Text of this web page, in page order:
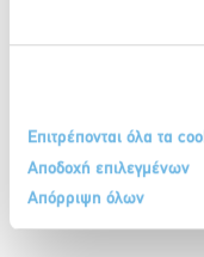
Επιτρέπονται όλα τα
Αποδοχή επιλεγμένων
Απόρριψη όλων
ΒΙΚΟΣ: Η Νικόλ
6 Αυγούστου 2026
Περισσότερα